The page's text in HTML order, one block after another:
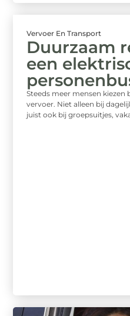
Vervoer En Transport
Duurzaam
een
Steeds meer mensen
vervoer. Niet alleen bij
juist ook bij groepsuitjes,